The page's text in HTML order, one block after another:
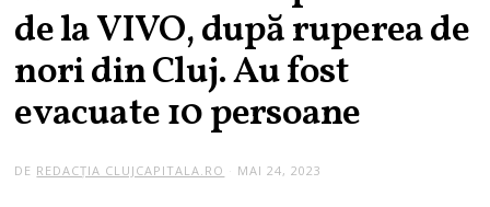
de la VIVO, după ruperea de
nori din Cluj. Au fost
evacuate 10 persoane
DE REDACȚIA CLUJCAPITALA.RO MAI 24, 2023